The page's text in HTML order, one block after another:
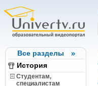
Все разделы
История
Студентам,
cпециалистам